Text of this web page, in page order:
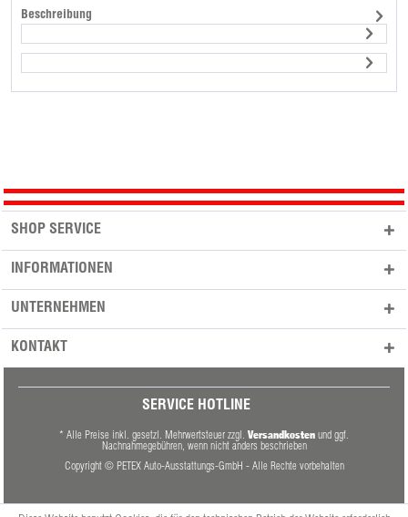
Beschreibung
SHOP SERVICE
INFORMATIONEN
UNTERNEHMEN
KONTAKT
SERVICE HOTLINE
* Alle Preise inkl. gesetzl. Mehrwertsteuer zzgl. Versandkosten und ggf.
Nachnahmegebühren, wenn nicht anders beschrieben
Copyright © PETEX Auto-Ausstattungs-GmbH - Alle Rechte vorbehalten